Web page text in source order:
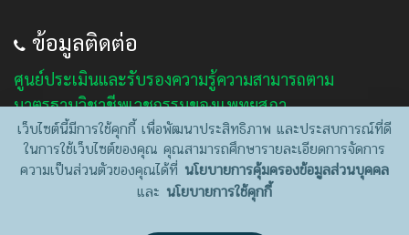
ข้อมูลติดต่อ
ศูนย์ประเมินและรับรองความรู้ความสามารถตาม
มาตรฐานวิชาชีพเวชกรรมของแพทยสภา
Center for Medical Competency Assessment (CMA)
อาคารมหิตลาธิเบศร ชั้น 4 กระทรวงสาธารณสุข
เลขที่ 88/19 ซอยสาธารณสุข 8 ถนนติวานนท์
ตำบลตลาดขวัญ อำเภอเมืองนนทบุรี จังหวัดนนทบุรี 11000
โทรศัพท์/โทรสาร: 02-5910045 และ 095-4976285
เว็บไซต์นี้มีการใช้คุกกี้ เพื่อพัฒนาประสิทธิภาพ และประสบการณ์ที่ดี
ในการใช้เว็บไซต์ของคุณ คุณสามารถศึกษารายละเอียดการจัดการ
ความเป็นส่วนตัวของคุณได้ที่ นโยบายการคุ้มครองข้อมูลส่วนบุคคล
และ นโยบายการใช้คุกกี้